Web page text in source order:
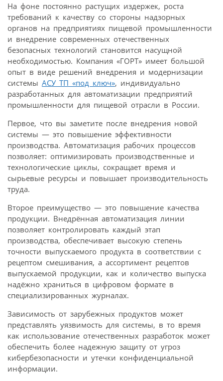
На фоне постоянно растущих издержек, роста
требований к качеству со стороны надзорных
органов на предприятиях пищевой промышленности
и внедрение современных отечественных
безопасных технологий становится насущной
необходимостью. Компания «ГОРТ» имеет большой
опыт в виде решений внедрения и модернизации
системы АСУ ТП «под ключ», индивидуально
разработанных для автоматизации предприятий
промышленности для пищевой отрасли в России.
Первое, что вы заметите после внедрения новой
системы — это повышение эффективности
производства. Автоматизация рабочих процессов
позволяет: оптимизировать производственные и
технологические циклы, сокращает время и
сырьевые ресурсы и повышает производительность
труда.
Второе преимущество — это повышение качества
продукции. Внедрённая автоматизация линии
позволяет контролировать каждый этап
производства, обеспечивает высокую степень
точности выпускаемого продукта в соответствии с
рецептом смешивания, а ассортимент рецептов
выпускаемой продукции, как и количество выпуска
надёжно храниться в цифровом формате в
специализированных журналах.
Зависимость от зарубежных продуктов может
представлять уязвимость для системы, в то время
как использование отечественных разработок может
обеспечить более надежную защиту от угроз
кибербезопасности и утечки конфиденциальной
информации.